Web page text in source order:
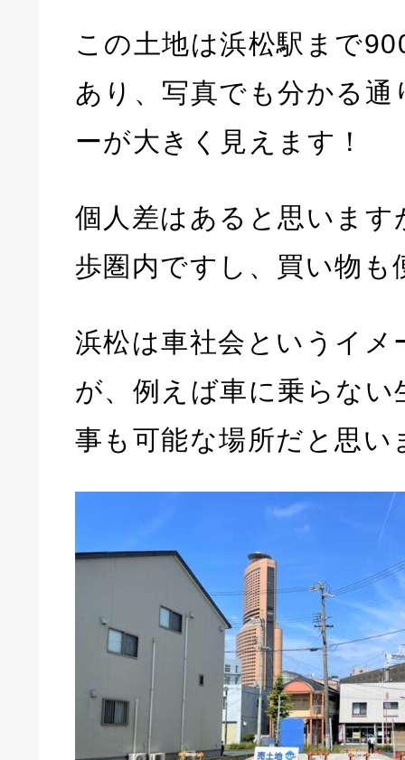
この土地は浜松駅まで
あり、写真でも分かる
ーが大きく見えます！
個人差はあると思います
歩圏内ですし、買い物も
浜松は車社会というイメ
が、例えば車に乗らな
事も可能な場所だと思い